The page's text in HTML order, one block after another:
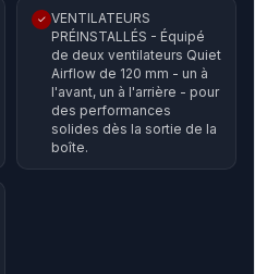
✓ VENTILATEURS
PRÉINSTALLÉS - Équipé
de deux ventilateurs Quiet
Airflow de 120 mm - un à
l'avant, un à l'arrière - pour
des performances
solides dès la sortie de la
boîte.